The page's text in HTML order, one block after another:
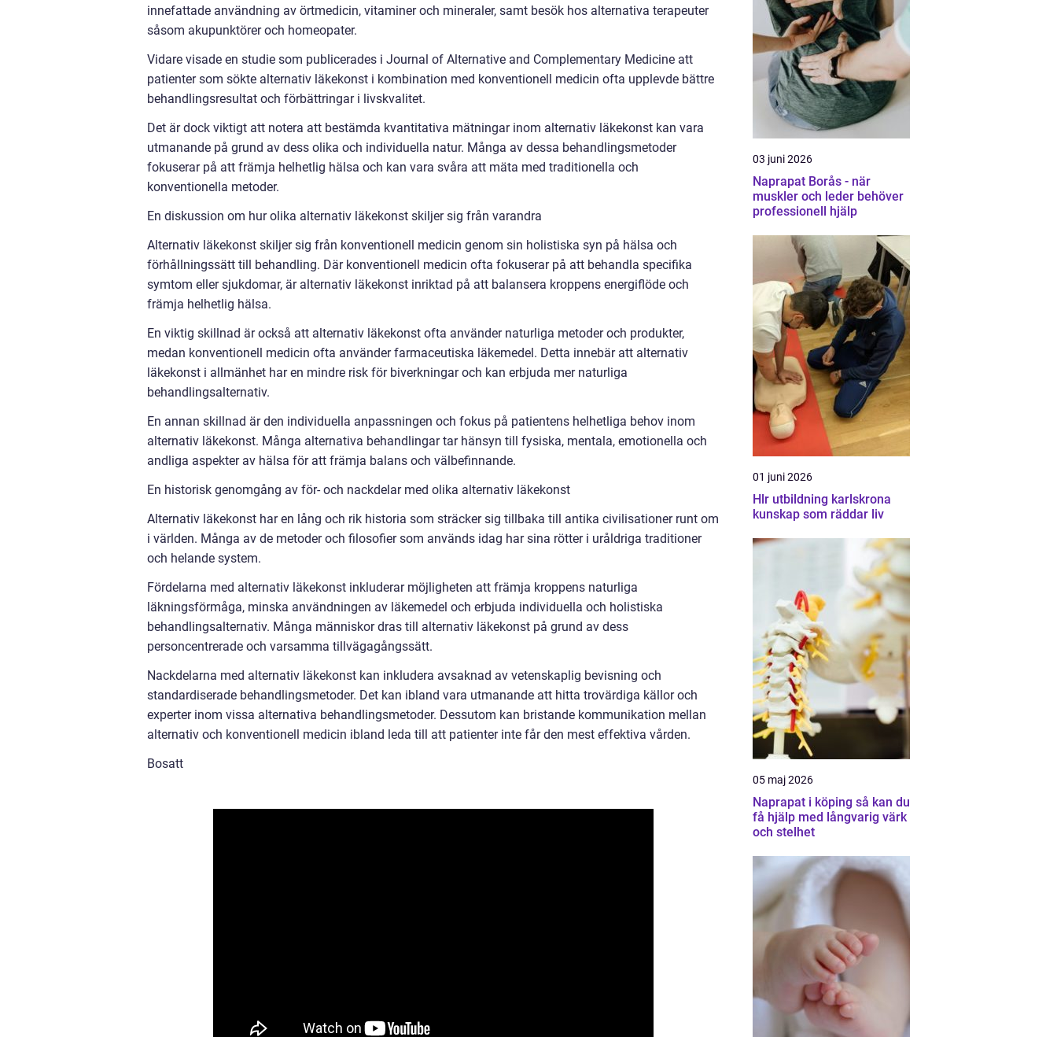
innefattade användning av örtmedicin, vitaminer och mineraler, samt besök hos alternativa terapeuter
såsom akupunktörer och homeopater.
Vidare visade en studie som publicerades i Journal of Alternative and Complementary Medicine att
patienter som sökte alternativ läkekonst i kombination med konventionell medicin ofta upplevde bättre
behandlingsresultat och förbättringar i livskvalitet.
Det är dock viktigt att notera att bestämda kvantitativa mätningar inom alternativ läkekonst kan vara
utmanande på grund av dess olika och individuella natur. Många av dessa behandlingsmetoder
fokuserar på att främja helhetlig hälsa och kan vara svåra att mäta med traditionella och
konventionella metoder.
En diskussion om hur olika alternativ läkekonst skiljer sig från varandra
Alternativ läkekonst skiljer sig från konventionell medicin genom sin holistiska syn på hälsa och
förhållningssätt till behandling. Där konventionell medicin ofta fokuserar på att behandla specifika
symtom eller sjukdomar, är alternativ läkekonst inriktad på att balansera kroppens energiflöde och
främja helhetlig hälsa.
En viktig skillnad är också att alternativ läkekonst ofta använder naturliga metoder och produkter,
medan konventionell medicin ofta använder farmaceutiska läkemedel. Detta innebär att alternativ
läkekonst i allmänhet har en mindre risk för biverkningar och kan erbjuda mer naturliga
behandlingsalternativ.
En annan skillnad är den individuella anpassningen och fokus på patientens helhetliga behov inom
alternativ läkekonst. Många alternativa behandlingar tar hänsyn till fysiska, mentala, emotionella och
andliga aspekter av hälsa för att främja balans och välbefinnande.
En historisk genomgång av för- och nackdelar med olika alternativ läkekonst
Alternativ läkekonst har en lång och rik historia som sträcker sig tillbaka till antika civilisationer runt om
i världen. Många av de metoder och filosofier som används idag har sina rötter i uråldriga traditioner
och helande system.
Fördelarna med alternativ läkekonst inkluderar möjligheten att främja kroppens naturliga
läkningsförmåga, minska användningen av läkemedel och erbjuda individuella och holistiska
behandlingsalternativ. Många människor dras till alternativ läkekonst på grund av dess
personcentrerade och varsamma tillvägagångssätt.
Nackdelarna med alternativ läkekonst kan inkludera avsaknad av vetenskaplig bevisning och
standardiserade behandlingsmetoder. Det kan ibland vara utmanande att hitta trovärdiga källor och
experter inom vissa alternativa behandlingsmetoder. Dessutom kan bristande kommunikation mellan
alternativ och konventionell medicin ibland leda till att patienter inte får den mest effektiva vården.
Bosatt
03 juni 2026
Naprapat Borås - när
muskler och leder behöver
professionell hjälp
01 juni 2026
Hlr utbildning karlskrona
kunskap som räddar liv
05 maj 2026
Naprapat i köping så kan du
få hjälp med långvarig värk
och stelhet